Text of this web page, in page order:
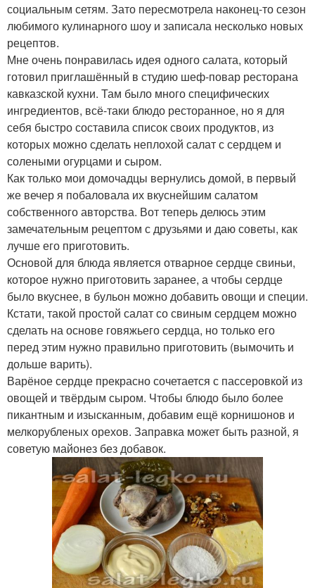
социальным сетям. Зато пересмотрела наконец-то сезон
любимого кулинарного шоу и записала несколько новых
рецептов.
Мне очень понравилась идея одного салата, который
готовил приглашённый в студию шеф-повар ресторана
кавказской кухни. Там было много специфических
ингредиентов, всё-таки блюдо ресторанное, но я для
себя быстро составила список своих продуктов, из
которых можно сделать неплохой салат с сердцем и
солеными огурцами и сыром.
Как только мои домочадцы вернулись домой, в первый
же вечер я побаловала их вкуснейшим салатом
собственного авторства. Вот теперь делюсь этим
замечательным рецептом с друзьями и даю советы, как
лучше его приготовить.
Основой для блюда является отварное сердце свиньи,
которое нужно приготовить заранее, а чтобы сердце
было вкуснее, в бульон можно добавить овощи и специи.
Кстати, такой простой салат со свиным сердцем можно
сделать на основе говяжьего сердца, но только его
перед этим нужно правильно приготовить (вымочить и
дольше варить).
Варёное сердце прекрасно сочетается с пассеровкой из
овощей и твёрдым сыром. Чтобы блюдо было более
пикантным и изысканным, добавим ещё корнишонов и
мелкорубленых орехов. Заправка может быть разной, я
советую майонез без добавок.